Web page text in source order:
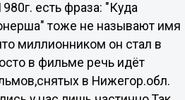
есть фраза: "Куда
тоже не называют имя
миллионником он стал в
в фильме речь идёт
в Нижегор.обл.